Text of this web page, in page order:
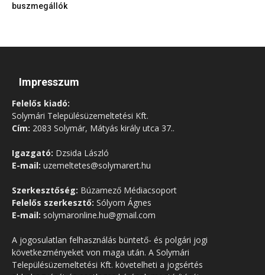
buszmegállók
Impresszum
Felelős kiadó:
Solymári Településüzemeltetési Kft.
Cím: 2083 Solymár, Mátyás király utca 37..
Igazgató: Dzsida László
E-mail: uzemeltetes@solymarert.hu
Szerkesztőség: Búzamező Médiacsoport
Felelős szerkesztő: Sólyom Ágnes
E-mail: solymaronline.hu@gmail.com
A jogosulatlan felhasználás büntető- és polgári jogi
következményeket von maga után. A Solymári
Településüzemeltetési Kft. követelheti a jogsértés